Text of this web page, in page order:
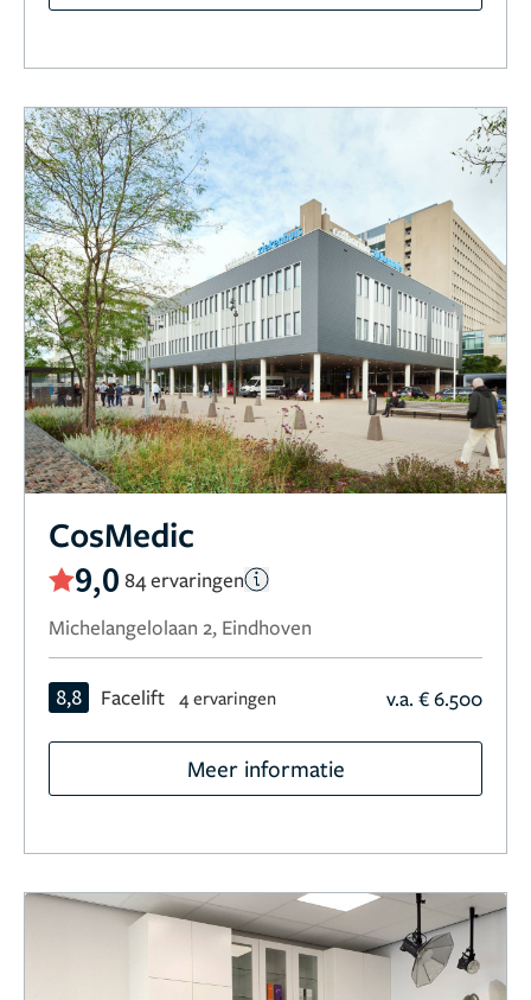
CosMedic
9,0 84 ervaringen
Michelangelolaan 2, Eindhoven
8,8 Facelift 4 ervaringen v.a. € 6.500
Meer informatie